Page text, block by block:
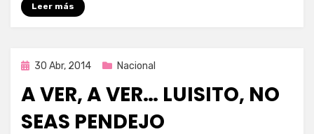
Leer más
Publicada
30 Abr, 2014 Nacional
A VER, A VER… LUISITO, NO
SEAS PENDEJO